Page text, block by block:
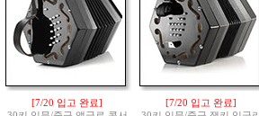
[7/20 입고 완료]
[7/20 입고 완료]